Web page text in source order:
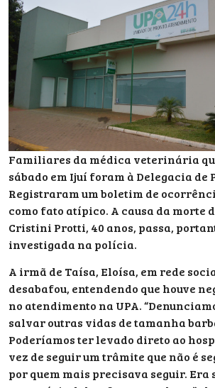
Familiares da médica veterinária
sábado em Ijuí foram à Delegacia de
Registraram um boletim de
como fato atípico. A causa da morte
Cristini Protti, 40 anos, passa,
investigada na polícia.
A irmã de Taísa, Eloísa, em rede
desabafou, entendendo que houve
no atendimento na UPA.
salvar outras vidas de tamanha
Poderíamos ter levado direto ao
vez de seguir um trâmite que não é
por quem mais precisava seguir. Era